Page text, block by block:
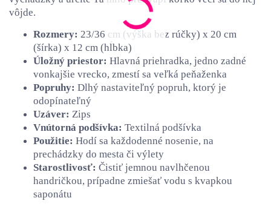
vôjde.
Rozmery: 23/36 cm (výška bez rúčky) x 20 cm
(šírka) x 12 cm (hĺbka)
Úložný priestor: Hlavná priehradka, jedno zadné
vonkajšie vrecko, zmestí sa veľká peňaženka
Popruhy: Dlhý nastaviteľný popruh, ktorý je
odopínateľný
Uzáver: Zips
Vnútorná podšívka: Textilná podšívka
Použitie: Hodí sa každodenné nosenie, na
prechádzky do mesta či výlety
Starostlivosť: Čistiť jemnou navlhčenou
handričkou, prípadne zmiešať vodu s kvapkou
saponátu